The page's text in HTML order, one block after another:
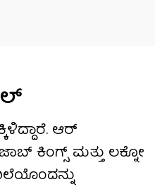
ಆರ್
ಕಿಂಗ್ಸ್ ಮತ್ತು ಲಕ್ನೋ